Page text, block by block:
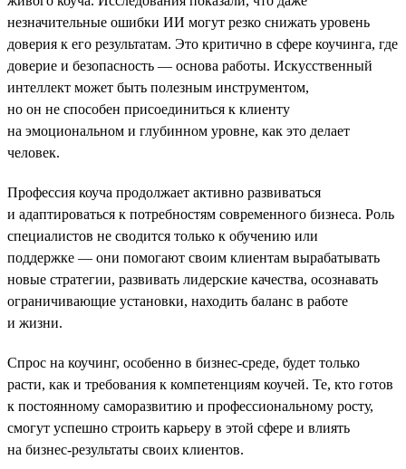
незначительные ошибки ИИ могут резко снижать уровень
доверия к его результатам. Это критично в сфере коучинга, где
доверие и безопасность — основа работы. Искусственный
интеллект может быть полезным инструментом,
но он не способен присоединиться к клиенту
на эмоциональном и глубинном уровне, как это делает
человек.
Профессия коуча продолжает активно развиваться
и адаптироваться к потребностям современного бизнеса. Роль
специалистов не сводится только к обучению или
поддержке — они помогают своим клиентам вырабатывать
новые стратегии, развивать лидерские качества, осознавать
ограничивающие установки, находить баланс в работе
и жизни.
Спрос на коучинг, особенно в бизнес-среде, будет только
расти, как и требования к компетенциям коучей. Те, кто готов
к постоянному саморазвитию и профессиональному росту,
смогут успешно строить карьеру в этой сфере и влиять
на бизнес-результаты своих клиентов.